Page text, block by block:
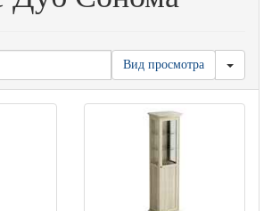
Вид просмотра